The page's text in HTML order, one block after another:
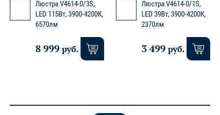
Люстра V4614-0/3S,
LED 115Вт, 3900-4200К,
6570лм
8 999 руб.
Люстра V4614-0/1S,
LED 39Вт, 3900-4200К,
2370лм
3 499 руб.